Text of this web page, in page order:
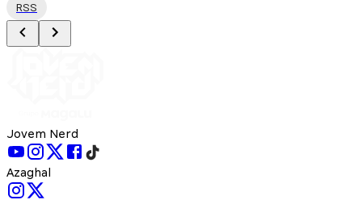
RSS
Jovem Nerd
Azaghal